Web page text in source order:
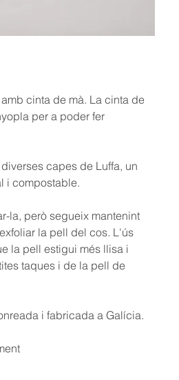
cinta de mà. La cinta de
per a poder fer
capes de Luffa, un
i compostable.
la, però segueix mantenint
la pell del cos. L'ús
la pell estigui més llisa i
taques i de la pell de
i fabricada a Galícia.